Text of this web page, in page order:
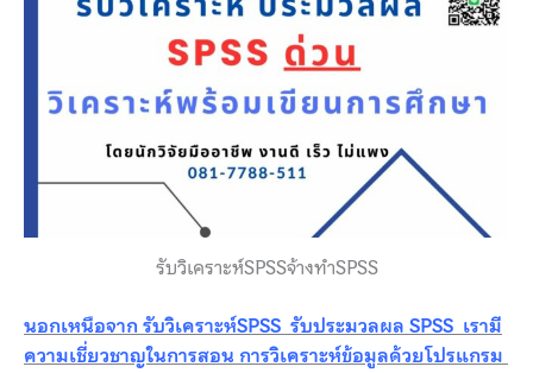
รับวิเคราะห์SPSSจ้างทำSPSS
นอกเหนือจาก รับวิเคราะห์SPSS รับประมวลผล SPSS เรามี
ความเชี่ยวชาญในการสอน การวิเคราะห์ข้อมูลด้วยโปรแกรม